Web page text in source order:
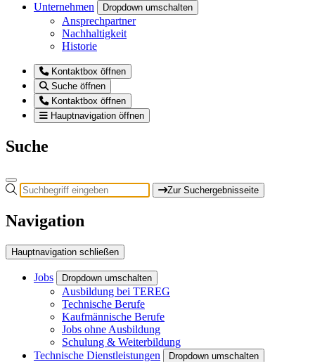
Unternehmen
Dropdown umschalten
Ansprechpartner
Nachhaltigkeit
Historie
Kontaktbox öffnen
Suche öffnen
Kontaktbox öffnen
Hauptnavigation öffnen
Suche
Zur Suchergebnisseite
Navigation
Hauptnavigation schließen
Jobs Dropdown umschalten
Ausbildung bei TEREG
Technische Berufe
Kaufmännische Berufe
Jobs ohne Ausbildung
Schulung & Weiterbildung
Technische Dienstleistungen
Dropdown umschalten